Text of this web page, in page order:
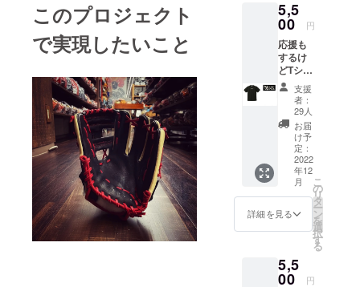
このプロジェクト
で実現したいこと
掛から
ない
為、 頂
いたご
支援金
を大切
に使わ
せて頂
きま
す。
5,5
00 円
応援も
するけ
どTシャ
ツも！
という
方へ
thank
youレ
ターと
オリジ
ナルス
テッ
カー、
ミズス
ポロゴT
シャツ
りしま
す。 T
支援
者：
29人
お届
け予
定：
2022
年12
月
詳細を見る
こ
の
リ
タ
ー
ン
を
選
択
す
る
5,5
00 円